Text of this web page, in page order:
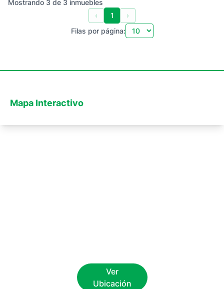
Terraza
Cuarto de Servicio
Mostrando 3 de 3 inmuebles
‹
1
›
Filas por página:
Mapa Interactivo
Ver
Ubicación